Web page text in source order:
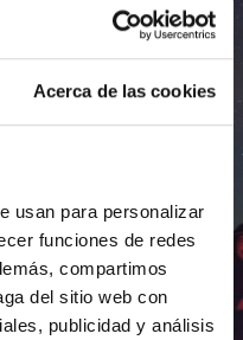
Acerca de las cookies
usan para personalizar
funciones de redes
compartimos
del sitio web con
publicidad y análisis